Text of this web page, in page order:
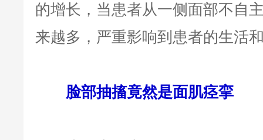
的增长，当患者从一侧面部不自
来越多，严重影响到患者的生活
脸部抽搐竟然是面肌痉挛